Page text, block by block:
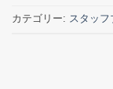
カテゴリー: スタッフ